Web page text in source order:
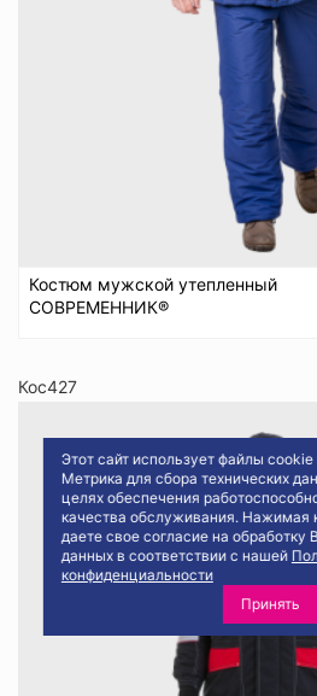
Этот сайт использует файлы
Метрика для сбора технических
целях обеспечения
качества обслуживания. Нажимая
даете свое согласие на
данных в соответствии с нашей
конфиденциальности
Принять
Костюм мужской утепленный
СОВРЕМЕННИК®
Кос427